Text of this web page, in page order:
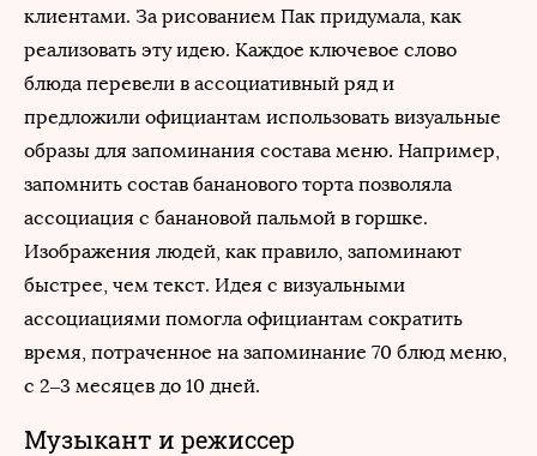
клиентами. За рисованием Пак придумала, как
реализовать эту идею. Каждое ключевое слово
блюда перевели в ассоциативный ряд и
предложили официантам использовать визуальные
образы для запоминания состава меню. Например,
запомнить состав бананового торта позволяла
ассоциация с банановой пальмой в горшке.
Изображения людей, как правило, запоминают
быстрее, чем текст. Идея с визуальными
ассоциациями помогла официантам сократить
время, потраченное на запоминание 70 блюд меню,
с 2–3 месяцев до 10 дней.
Музыкант и режиссер